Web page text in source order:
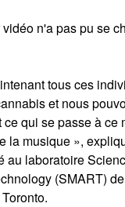
n'a pas pu se
tous ces
et nous
ce qui se passe à ce
la musique »,
au laboratoire
(SMART)